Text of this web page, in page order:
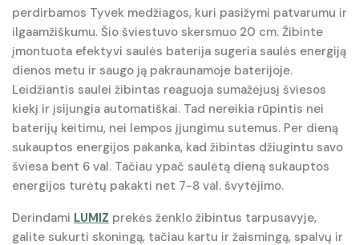
perdirbamos Tyvek medžiagos, kuri pasižymi patvarumu ir
ilgaamžiškumu. Šio šviestuvo skersmuo 20 cm. Žibinte
įmontuota efektyvi saulės baterija sugeria saulės energiją
dienos metu ir saugo ją pakraunamoje baterijoje.
Leidžiantis saulei žibintas reaguoja sumažėjusį šviesos
kiekį ir įsijungia automatiškai. Tad nereikia rūpintis nei
baterijų keitimu, nei lempos įjungimu sutemus. Per dieną
sukauptos energijos pakanka, kad žibintas džiugintu savo
šviesa bent 6 val. Tačiau ypač saulėtą dieną sukauptos
energijos turėtų pakakti net 7-8 val. švytėjimo.
Derindami LUMIZ prekės ženklo žibintus tarpusavyje,
galite sukurti skoningą, tačiau kartu ir žaismingą, spalvų ir